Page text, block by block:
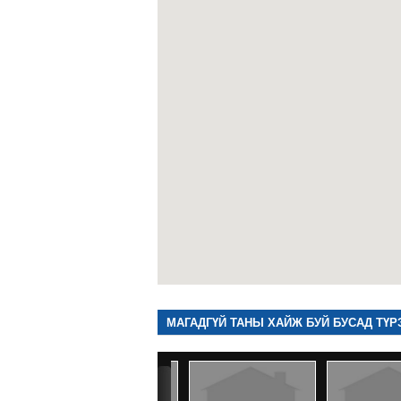
МАГАДГҮЙ ТАНЫ ХАЙЖ БУЙ БУСАД